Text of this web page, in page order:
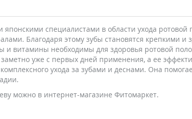
специалистами в области ухода
Благодаря этому зубы становятся крепкими и
витамины необходимы для здоровья ротовой
уже с первых дней применения, а ее
ухода за зубами и деснами. Она
можно в интернет-магазине Фитомаркет.